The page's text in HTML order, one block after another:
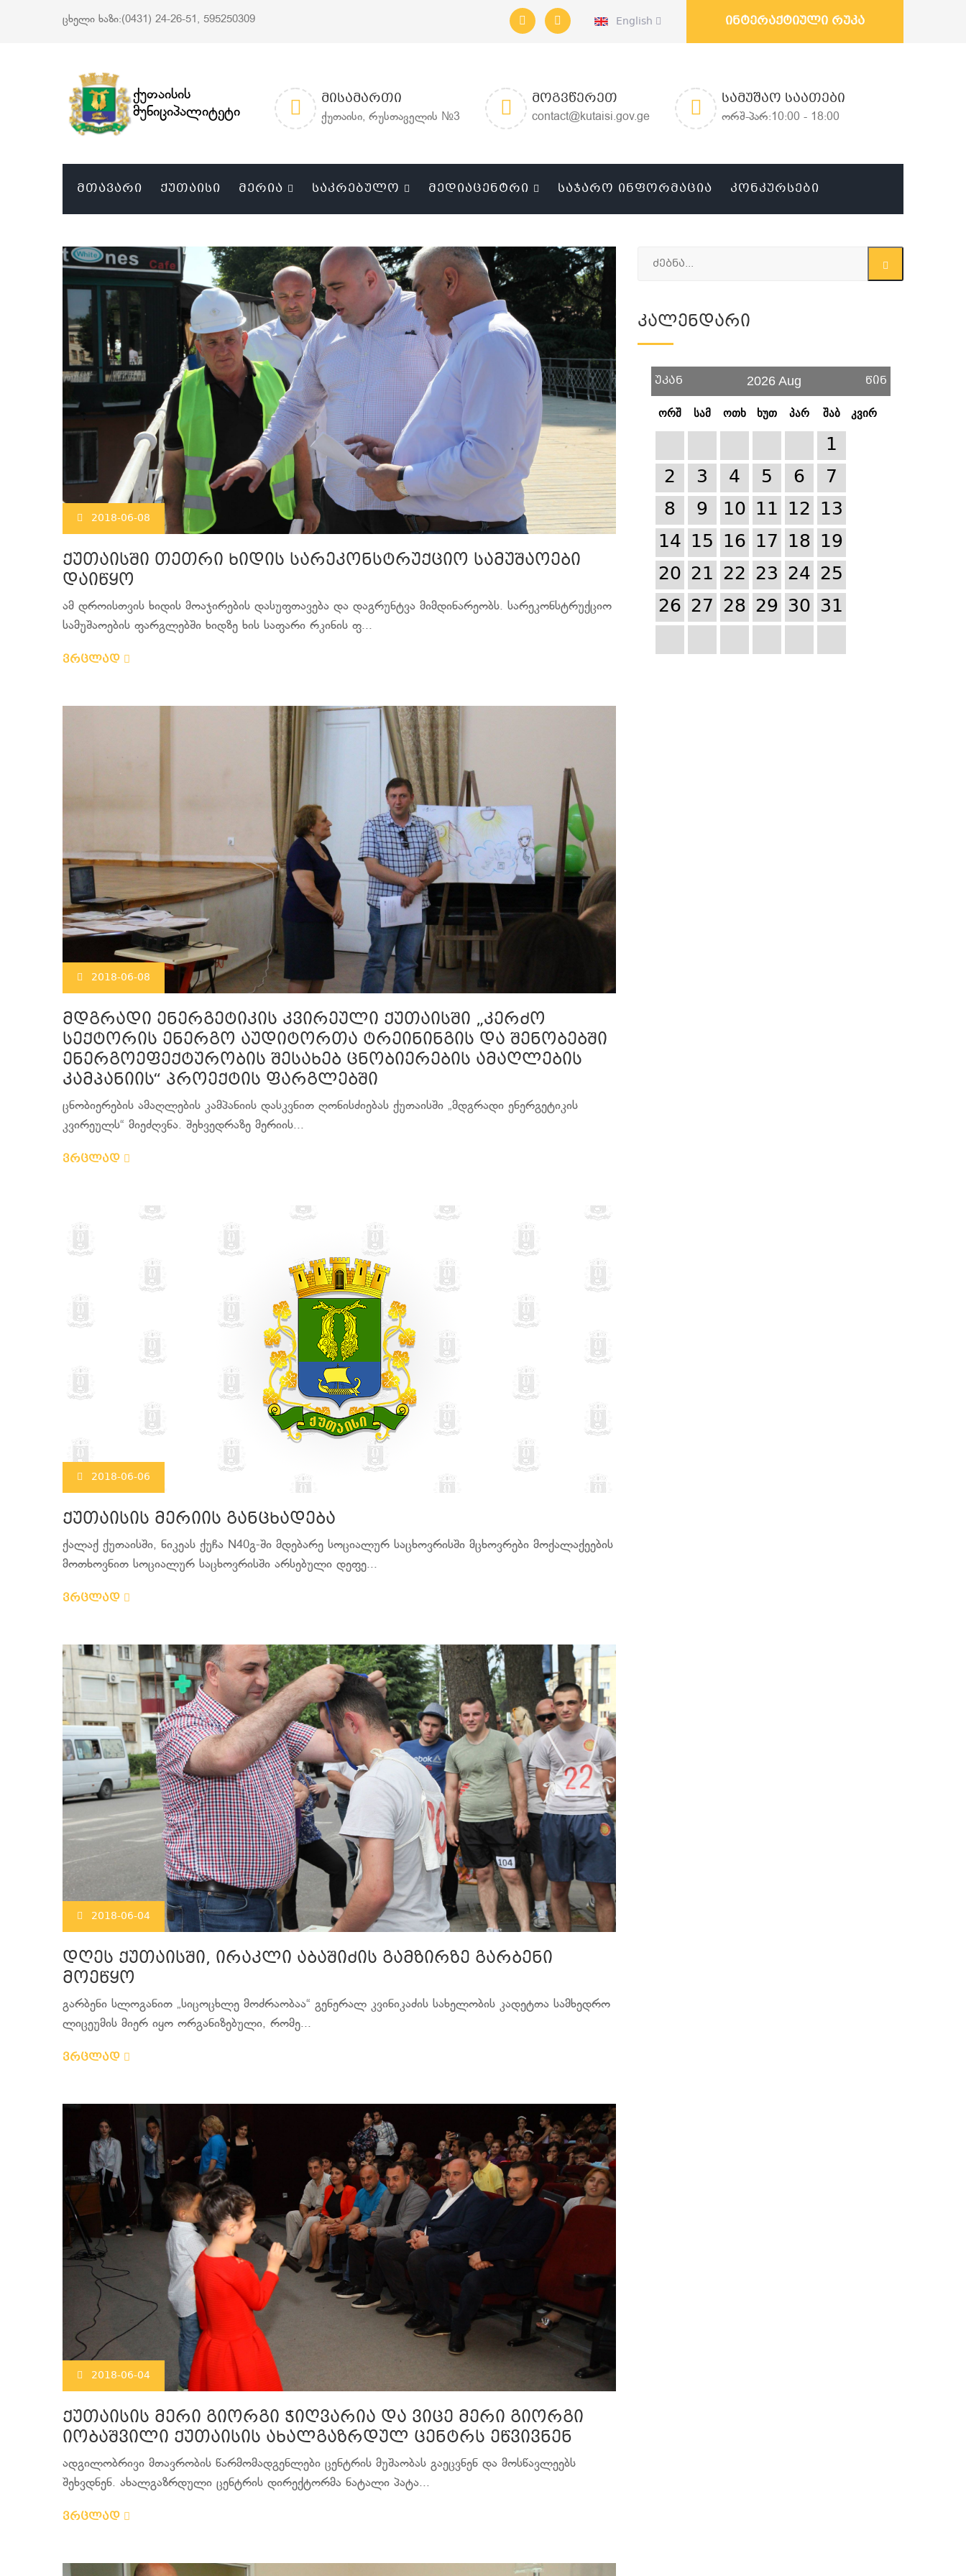
ცხელი ხაზი:(0431) 24-26-51, 595250309 English ინტერაქტიული რუკა
ქუთაისის
მუნიციპალიტეტი
ᲛᲘᲡᲐᲛᲐᲠᲗᲘ
ქუთაისი, რუსთაველის №3
ᲛᲝᲒᲕᲬᲔᲠᲔᲗ
contact@kutaisi.gov.ge
ᲡᲐᲛᲣᲨᲐᲝ ᲡᲐᲐᲗᲔᲑᲘ
ორშ-პარ:10:00 - 18:00
ᲛᲗᲐᲕᲐᲠᲘ ᲥᲣᲗᲐᲘᲡᲘ ᲛᲔᲠᲘᲐ ᲡᲐᲙᲠᲔᲑᲣᲚᲝ ᲛᲔᲓᲘᲐᲪᲔᲜᲢᲠᲘ ᲡᲐᲯᲐᲠᲝ ᲘᲜᲤᲝᲠᲛᲐᲪᲘᲐ ᲙᲝᲜᲙᲣᲠᲡᲔᲑᲘ
2018-06-08
ქუთაისში თეთრი ხიდის სარეკონსტრუქციო სამუშაოები
დაიწყო
ამ დროისთვის ხიდის მოაჯირების დასუფთავება და დაგრუნტვა მიმდინარეობს. სარეკონსტრუქციო
სამუშაოების ფარგლებში ხიდზე ხის საფარი რკინის ფ...
ვრცლად
2018-06-08
მდგრადი ენერგეტიკის კვირეული ქუთაისში „კერძო
სექტორის ენერგო აუდიტორთა ტრეინინგის და შენობებში
ენერგოეფექტურობის შესახებ ცნობიერების ამაღლების
კამპანიის“ პროექტის ფარგლებში
ცნობიერების ამაღლების კამპანიის დასკვნით ღონისძიებას ქუთაისში „მდგრადი ენერგეტიკის
კვირეულს“ მიეძღვნა. შეხვედრაზე მერიის...
ვრცლად
2018-06-06
ქუთაისის მერიის განცხადება
ქალაქ ქუთაისში, ნიკეას ქუჩა N40გ-ში მდებარე სოციალურ საცხოვრისში მცხოვრები მოქალაქეების
მოთხოვნით სოციალურ საცხოვრისში არსებული დეფე...
ვრცლად
2018-06-04
დღეს ქუთაისში, ირაკლი აბაშიძის გამზირზე გარბენი
მოეწყო
გარბენი სლოგანით „სიცოცხლე მოძრაობაა“ გენერალ კვინიკაძის სახელობის კადეტთა სამხედრო
ლიცეუმის მიერ იყო ორგანიზებული, რომე...
ვრცლად
2018-06-04
ქუთაისის მერი გიორგი ჭიღვარია და ვიცე მერი გიორგი
იობაშვილი ქუთაისის ახალგაზრდულ ცენტრს ეწვივნენ
ადგილობრივი მთავრობის წარმომადგენლები ცენტრის მუშაობას გაეცვნენ და მოსწავლეებს
შეხვდნენ. ახალგაზრდული ცენტრის დირექტორმა ნატალი პატა...
ვრცლად
Კალენდარი
უკან 2026 Aug წინ
ორშ სამ ოთხ ხუთ პარ შაბ კვირ
1
2
3 4 5 6
7
8
9 10 11 12 13
14 15 16 17 18 19
20 21 22 23 24 25
26 27 28 29 30 31